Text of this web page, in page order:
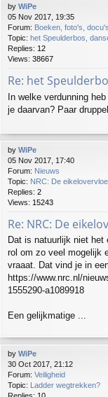
by WiPe
05 Nov 2017, 19:35
Forum: Boeken, foto's,
Topic: het Speulderbos,
Replies: 12
Views: 38667
Re: het
In welke verdunning
je daarvan? Paar
by WiPe
05 Nov 2017, 17:40
Forum: Nieuws
Topic: NRC: De
Replies: 2
Views: 15243
Re: NRC: De
Dat is natuurlijk niet
rol om zo veel mogelijk
vraaat. Dat vind je in
https://www.nrc.nl/
1555290-a1089918
Een gelijkmatige ...
by WiPe
30 Oct 2017, 21:12
Forum: Veiligheid
Topic: Ladder wegtrekken?